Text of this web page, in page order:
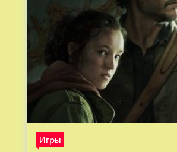
Игры